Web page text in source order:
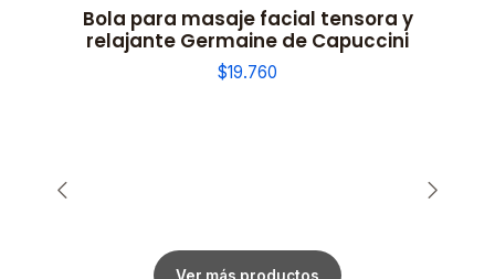
Bola para masaje facial tensora y
relajante Germaine de Capuccini
$19.760